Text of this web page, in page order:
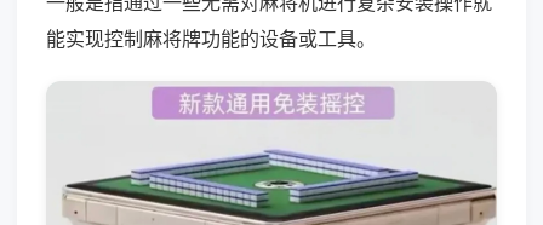
能实现控制麻将牌功能的设备或工具。